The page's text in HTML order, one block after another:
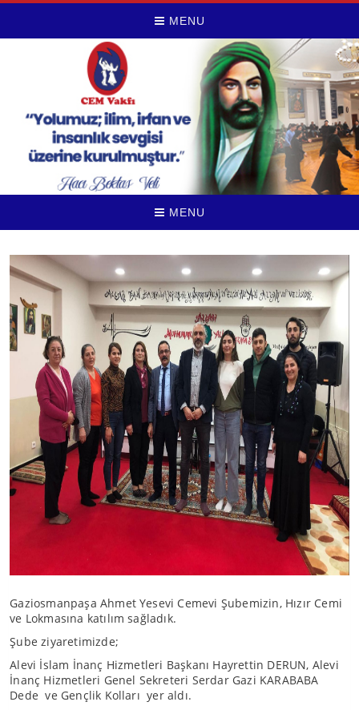
MENU
MENU
Gaziosmanpaşa Ahmet Yesevi Cemevi Şubemizin, Hızır Cemi
ve Lokmasına katılım sağladık.
Şube ziyaretimizde;
Alevi İslam İnanç Hizmetleri Başkanı Hayrettin DERUN, Alevi
İnanç Hizmetleri Genel Sekreteri Serdar Gazi KARABABA
Dede ve Gençlik Kolları yer aldı.